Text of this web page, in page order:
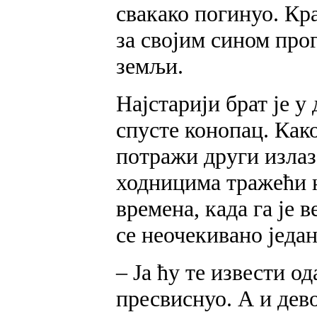
свакако погинуо.
за својим сином
земљи.
Најстарији брат је
спусте конопац.
потражи други
ходницима тражећи
времена, када га је
се неочекивано
– Ја ћу те извести
пресвиснуо. А и